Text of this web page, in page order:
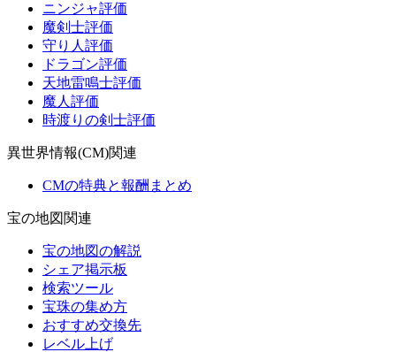
ニンジャ評価
魔剣士評価
守り人評価
ドラゴン評価
天地雷鳴士評価
魔人評価
時渡りの剣士評価
異世界情報(CM)関連
CMの特典と報酬まとめ
宝の地図関連
宝の地図の解説
シェア掲示板
検索ツール
宝珠の集め方
おすすめ交換先
レベル上げ